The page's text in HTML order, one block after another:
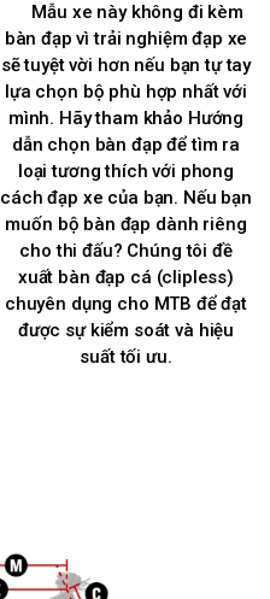
Mẫu xe này không đi kèm
bàn đạp vì trải nghiệm đạp xe
sẽ tuyệt vời hơn nếu bạn tự tay
lựa chọn bộ phù hợp nhất với
mình. Hãy tham khảo Hướng
dẫn chọn bàn đạp để tìm ra
loại tương thích với phong
cách đạp xe của bạn. Nếu bạn
muốn bộ bàn đạp dành riêng
cho thi đấu? Chúng tôi đề
xuất bàn đạp cá (clipless)
chuyên dụng cho MTB để đạt
được sự kiểm soát và hiệu
suất tối ưu.